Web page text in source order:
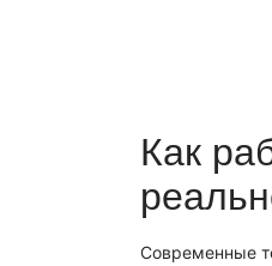
Физико-
Как
Современные